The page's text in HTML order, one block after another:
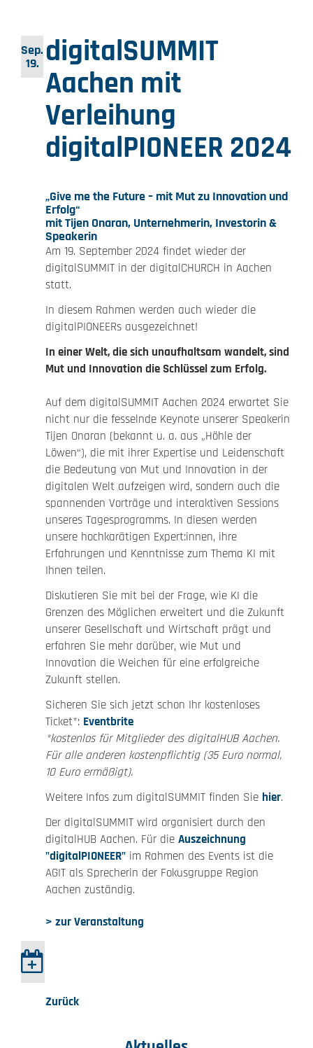
Sep.
19. digitalSUMMIT
Aachen mit
Verleihung
digitalPIONEER 2024
„Give me the Future – mit Mut zu Innovation und
Erfolg“
mit Tijen Onaran, Unternehmerin, Investorin &
Speakerin
Am 19. September 2024 findet wieder der
digitalSUMMIT in der digitalCHURCH in Aachen
statt.
In diesem Rahmen werden auch wieder die
digitalPIONEERs ausgezeichnet!
In einer Welt, die sich unaufhaltsam wandelt, sind
Mut und Innovation die Schlüssel zum Erfolg.
Auf dem digitalSUMMIT Aachen 2024 erwartet Sie
nicht nur die fesselnde Keynote unserer Speakerin
Tijen Onaran (bekannt u. a. aus „Höhle der
Löwen“), die mit ihrer Expertise und Leidenschaft
die Bedeutung von Mut und Innovation in der
digitalen Welt aufzeigen wird, sondern auch die
spannenden Vorträge und interaktiven Sessions
unseres Tagesprogramms. In diesen werden
unsere hochkarätigen Expert:innen, ihre
Erfahrungen und Kenntnisse zum Thema KI mit
Ihnen teilen.
Diskutieren Sie mit bei der Frage, wie KI die
Grenzen des Möglichen erweitert und die Zukunft
unserer Gesellschaft und Wirtschaft prägt und
erfahren Sie mehr darüber, wie Mut und
Innovation die Weichen für eine erfolgreiche
Zukunft stellen.
Sicheren Sie sich jetzt schon Ihr kostenloses
Ticket*: Eventbrite
*kostenlos für Mitglieder des digitalHUB Aachen.
Für alle anderen kostenpflichtig (35 Euro normal,
10 Euro ermäßigt).
Weitere Infos zum digitalSUMMIT finden Sie hier.
Der digitalSUMMIT wird organisiert durch den
digitalHUB Aachen. Für die Auszeichnung
"digitalPIONEER"im Rahmen des Events ist die
AGIT als Sprecherin der Fokusgruppe Region
Aachen zuständig.
> zur Veranstaltung
Zurück